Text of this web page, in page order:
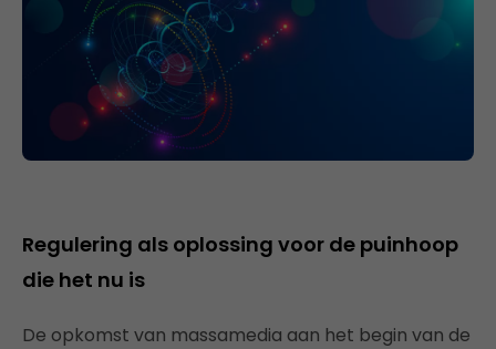
Regulering als oplossing voor de puinhoop
die het nu is
De opkomst van massamedia aan het begin van de